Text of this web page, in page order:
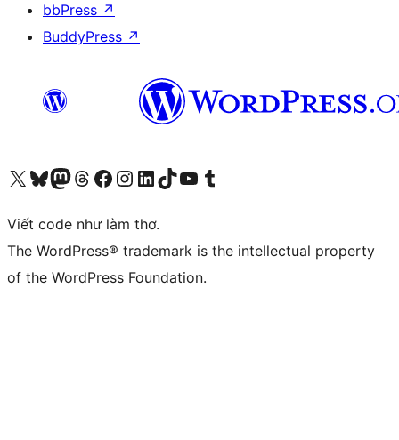
bbPress ↗
BuddyPress ↗
Truy cập tài khoản X (trước đây là Twitter) của chúng tôiVisit our Bluesky account
Visit our Mastodon account
Visit our Threads account
Xem trang Facebook của chúng tôiTruy cập tài khoản Instagram của chúng tôiTruy cập tài khoản LinkedIn của chúng tôiVisit our TikTok account
Truy cập kênh YouTube của chúng tôi Visit our Tumblr account
Viết code như làm thơ.
The WordPress® trademark is the intellectual property
of the WordPress Foundation.